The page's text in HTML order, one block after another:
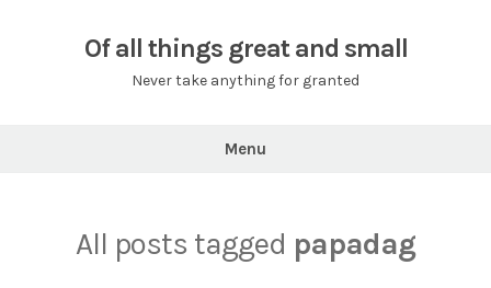
Of all things great and small
Never take anything for granted
Menu
All posts tagged papadag